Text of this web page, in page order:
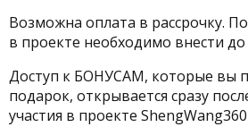
Возможна оплата в рассрочку.
в проекте необходимо внести
Доступ к БОНУСАМ, которые вы
подарок, открывается сразу
участия в проекте